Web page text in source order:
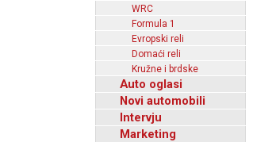
WRC
Formula 1
Evropski reli
Domaći reli
Kružne i brdske
Auto oglasi
Novi automobili
Intervju
Marketing